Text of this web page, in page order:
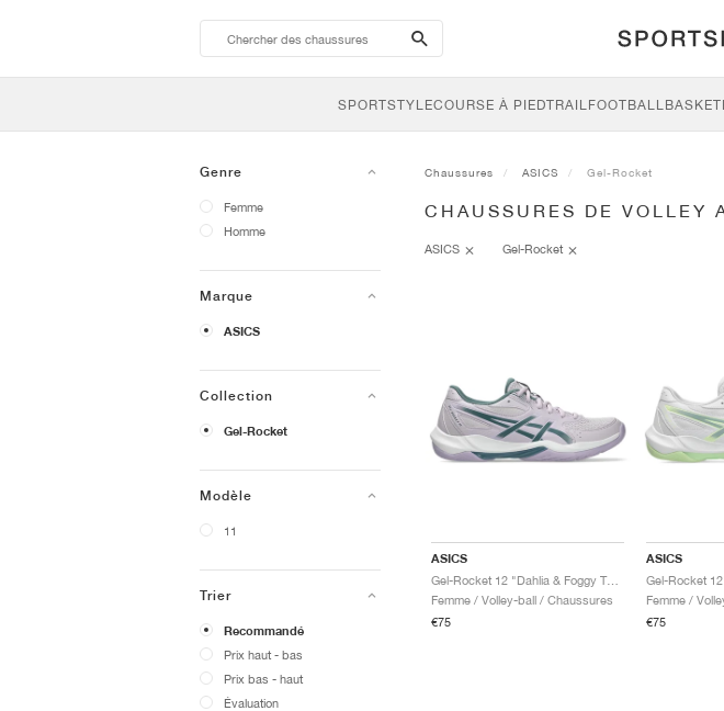
search-
btn
SPORTSTYLECOURSE À PIEDTRAILFOOTBALL
Genre
Femme
Homme
Marque
ASICS
Collection
Gel-Rocket
Modèle
11
Trier
Recommandé
Prix ​​haut - bas
Prix ​​bas - haut
Évaluation
Chaussures ASICS Gel-Rocket
CHAUSSURES DE VOLLEY
ASICS Gel-Rocket
ASICS
Gel-Rocket 12 "Dahlia & Foggy Teal"
Femme / Volley-ball / Chaussures
€75
ASICS
Femme /
€75